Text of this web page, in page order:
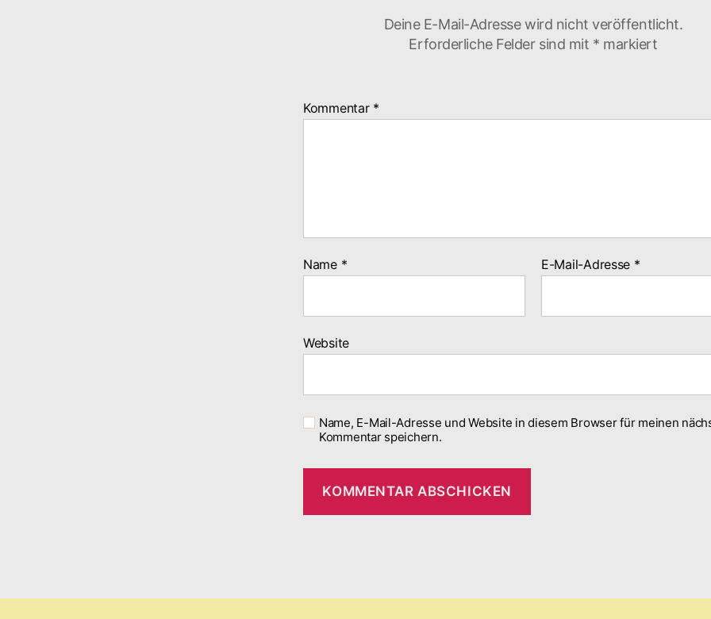
Deine E-Mail-Adresse wird nicht veröffentlicht.
Erforderliche Felder sind mit * markiert
Kommentar *
Name * E-Mail-Adresse *
Website
Name, E-Mail-Adresse und Website in diesem Browser für meinen
Kommentar speichern.